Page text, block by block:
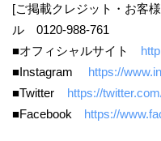
[ご掲載クレジット・お客
ル 0120-988-761
■オフィシャルサイト
■Instagram https://
■Twitter https://
■Facebook https://